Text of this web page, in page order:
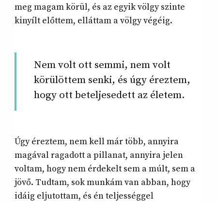
meg magam körül, és az egyik völgy szinte
kinyílt előttem, elláttam a völgy végéig.
Nem volt ott semmi, nem volt
körülöttem senki, és úgy éreztem,
hogy ott beteljesedett az életem.
Úgy éreztem, nem kell már több, annyira
magával ragadott a pillanat, annyira jelen
voltam, hogy nem érdekelt sem a múlt, sem a
jövő. Tudtam, sok munkám van abban, hogy
idáig eljutottam, és én teljességgel